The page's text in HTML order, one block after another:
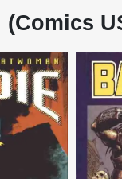
(Comics